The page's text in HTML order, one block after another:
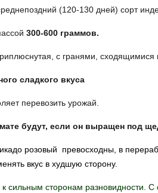
(120-130 дней) сорт
300-600 граммов.
с гранями, сходящимися
сладкого вкуса
перевозить урожай.
будут, если он выращен под
розовый превосходны, в
вкус в худшую сторону.
сильным сторонам разновидности.